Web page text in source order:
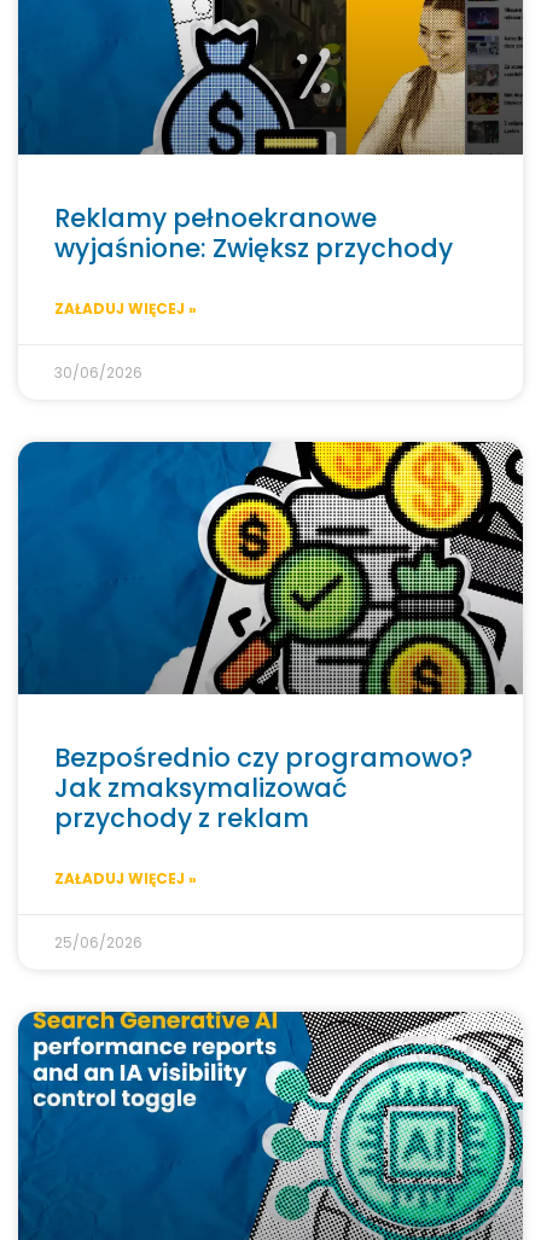
Reklamy pełnoekranowe
wyjaśnione: Zwiększ przychody
ZAŁADUJ WIĘCEJ »
30/06/2026
Bezpośrednio czy programowo?
Jak zmaksymalizować
przychody z reklam
ZAŁADUJ WIĘCEJ »
25/06/2026